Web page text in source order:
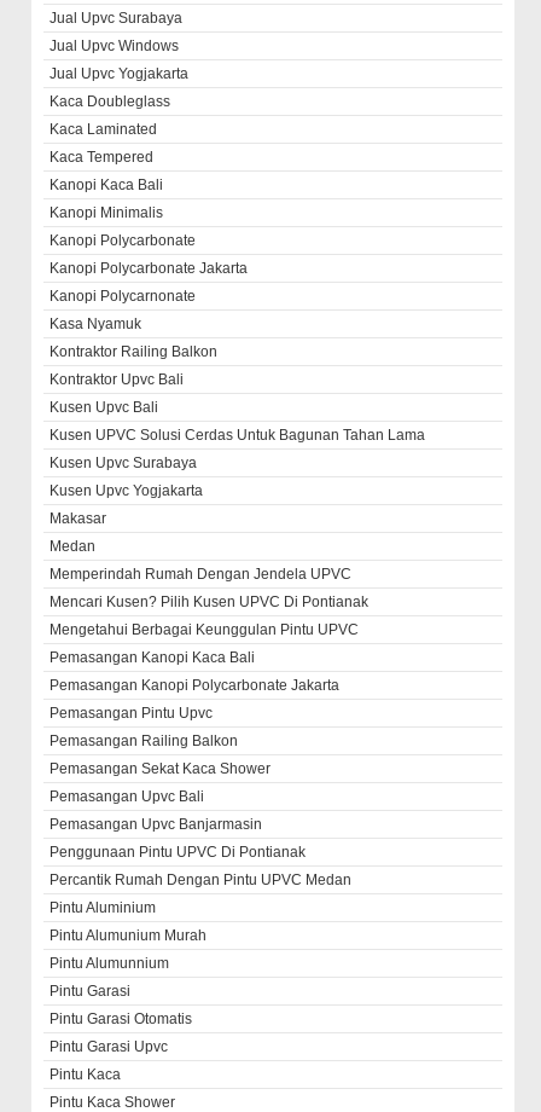
Jual Upvc Surabaya
Jual Upvc Windows
Jual Upvc Yogjakarta
Kaca Doubleglass
Kaca Laminated
Kaca Tempered
Kanopi Kaca Bali
Kanopi Minimalis
Kanopi Polycarbonate
Kanopi Polycarbonate Jakarta
Kanopi Polycarnonate
Kasa Nyamuk
Kontraktor Railing Balkon
Kontraktor Upvc Bali
Kusen Upvc Bali
Kusen UPVC Solusi Cerdas Untuk Bagunan Tahan Lama
Kusen Upvc Surabaya
Kusen Upvc Yogjakarta
Makasar
Medan
Memperindah Rumah Dengan Jendela UPVC
Mencari Kusen? Pilih Kusen UPVC Di Pontianak
Mengetahui Berbagai Keunggulan Pintu UPVC
Pemasangan Kanopi Kaca Bali
Pemasangan Kanopi Polycarbonate Jakarta
Pemasangan Pintu Upvc
Pemasangan Railing Balkon
Pemasangan Sekat Kaca Shower
Pemasangan Upvc Bali
Pemasangan Upvc Banjarmasin
Penggunaan Pintu UPVC Di Pontianak
Percantik Rumah Dengan Pintu UPVC Medan
Pintu Aluminium
Pintu Alumunium Murah
Pintu Alumunnium
Pintu Garasi
Pintu Garasi Otomatis
Pintu Garasi Upvc
Pintu Kaca
Pintu Kaca Shower